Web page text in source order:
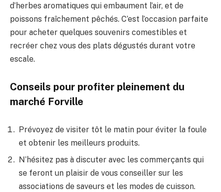
d’herbes aromatiques qui embaument l’air, et de
poissons fraîchement pêchés. C’est l’occasion parfaite
pour acheter quelques souvenirs comestibles et
recréer chez vous des plats dégustés durant votre
escale.
Conseils pour profiter pleinement du
marché Forville
Prévoyez de visiter tôt le matin pour éviter la foule
et obtenir les meilleurs produits.
N’hésitez pas à discuter avec les commerçants qui
se feront un plaisir de vous conseiller sur les
associations de saveurs et les modes de cuisson.